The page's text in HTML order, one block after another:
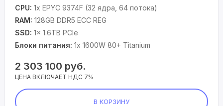
CPU: 1x EPYC 9374F (32 ядра, 64 потока)
RAM: 128GB DDR5 ECC REG
SSD: 1x 1.6TB PCIe
Блоки питания: 1x 1600W 80+ Titanium
2 303 100 руб.
ЦЕНА ВКЛЮЧАЕТ НДС 7%
В КОРЗИНУ